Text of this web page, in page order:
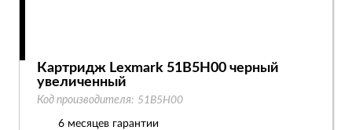
Картридж Lexmark 51B5H00 черный
увеличенный
Код производителя: 51B5H00
6 месяцев гарантии